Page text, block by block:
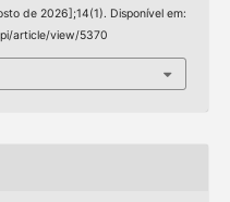
de 2026];14(1). Disponível em:
article/view/5370